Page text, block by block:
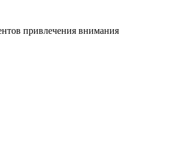
привлечения внимания